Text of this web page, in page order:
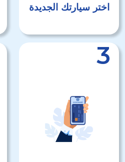
اختر سيارتك الجديدة
3